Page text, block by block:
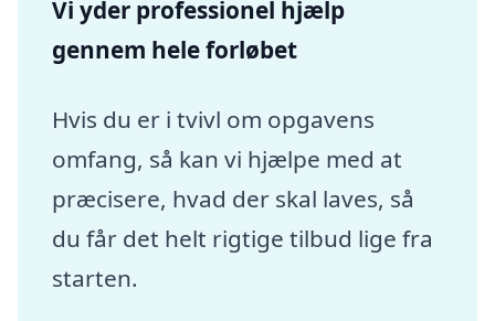
Vi yder professionel hjælp
gennem hele forløbet
Hvis du er i tvivl om opgavens
omfang, så kan vi hjælpe med at
præcisere, hvad der skal laves, så
du får det helt rigtige tilbud lige fra
starten.